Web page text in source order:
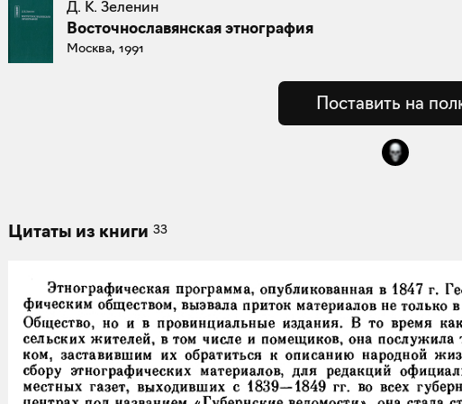
Д. К. Зеленин
Восточнославянская этнография
Москва, 1991
Поставить на
Цитаты из книги 33